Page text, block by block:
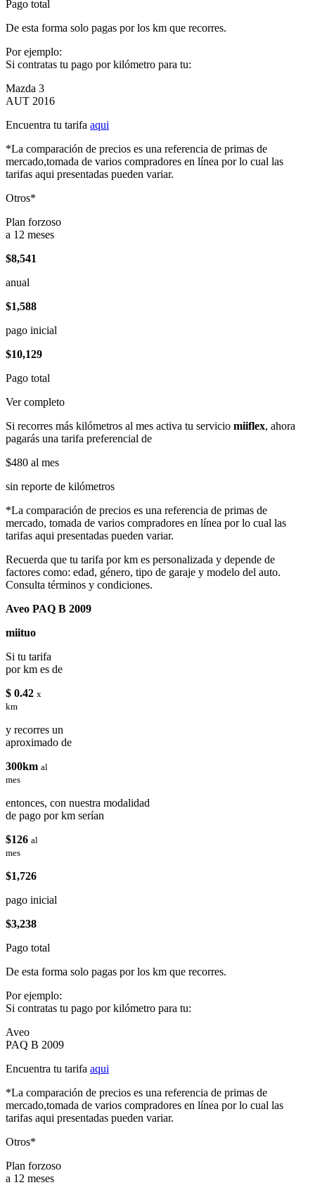
Pago total
De esta forma solo pagas por los km que recorres.
Por ejemplo:
Si contratas tu pago por kilómetro para tu:
Mazda 3
AUT 2016
Encuentra tu tarifa aqui
*La comparación de precios es una referencia de primas de
mercado,tomada de varios compradores en línea por lo cual las
tarifas aqui presentadas pueden variar.
Otros*
Plan forzoso
a 12 meses
$8,541
anual
$1,588
pago inicial
$10,129
Pago total
Ver completo
Si recorres más kilómetros al mes activa tu servicio miiflex, ahora
pagarás una tarifa preferencial de
$480 al mes
sin reporte de kilómetros
*La comparación de precios es una referencia de primas de
mercado, tomada de varios compradores en línea por lo cual las
tarifas aqui presentadas pueden variar.
Recuerda que tu tarifa por km es personalizada y depende de
factores como: edad, género, tipo de garaje y modelo del auto.
Consulta términos y condiciones.
Aveo PAQ B 2009
miituo
Si tu tarifa
por km es de
$ 0.42 x
km
y recorres un
aproximado de
300km al
mes
entonces, con nuestra modalidad
de pago por km serían
$126 al
mes
$1,726
pago inicial
$3,238
Pago total
De esta forma solo pagas por los km que recorres.
Por ejemplo:
Si contratas tu pago por kilómetro para tu:
Aveo
PAQ B 2009
Encuentra tu tarifa aqui
*La comparación de precios es una referencia de primas de
mercado,tomada de varios compradores en línea por lo cual las
tarifas aqui presentadas pueden variar.
Otros*
Plan forzoso
a 12 meses